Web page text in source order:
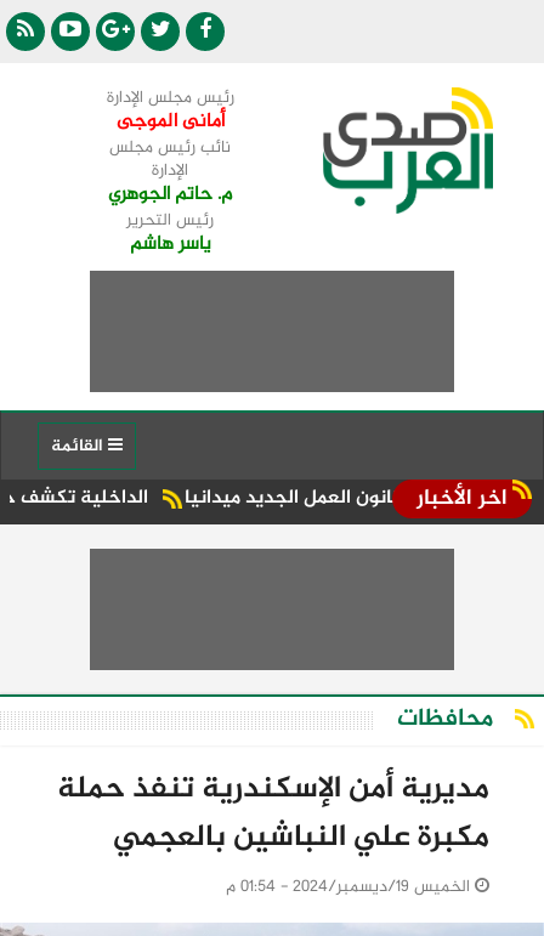
رئيس مجلس الإدارة
أمانى الموجى
نائب رئيس مجلس
الإدارة
م. حاتم الجوهري
رئيس التحرير
ياسر هاشم
اخر الأخبار الداخلية تكشف حقيقة قانون العمل الجديد ميدانيا
محافظات
مديرية أمن الإسكندرية تنفذ حملة
مكبرة علي النباشين بالعجمي
الخميس 19/ديسمبر/2024 - 01:54 م